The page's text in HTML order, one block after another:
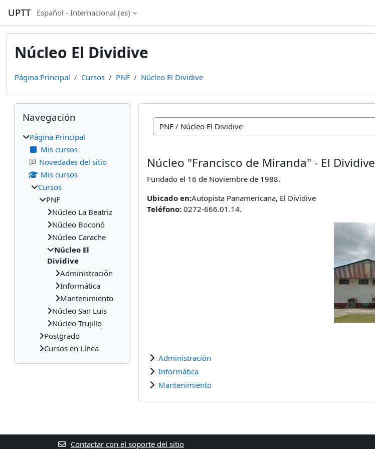
UPTT Español - Internacional ‎(es)‎
Núcleo El Dividive
Página Principal Cursos PNF Núcleo El Dividive
Categorías
Núcleo "Francisco de Miranda" - El Dividive
Fundado el 16 de Noviembre de 1988.
Ubicado en:Autopista Panamericana, El Dividive
Teléfono: 0272-666.01.14.
Administración
Informática
Mantenimiento
Bloques
Salta Navegación
Navegación
Página Principal
Mis cursos
Novedades del sitio
Mis cursos
Cursos
PNF
Núcleo La Beatriz
Núcleo Boconó
Núcleo Carache
Núcleo El
Dividive
Administración
Informática
Mantenimiento
Núcleo San Luis
Núcleo Trujillo
Postgrado
Cursos en Línea
Contactar con el soporte del sitio